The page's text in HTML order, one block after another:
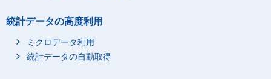
統計データの高度利用
ミクロデータ利用
統計データの自動取得